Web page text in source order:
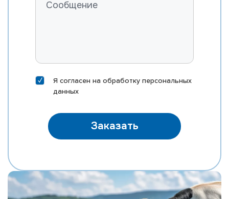
Я согласен на обработку персональных
данных
Заказать